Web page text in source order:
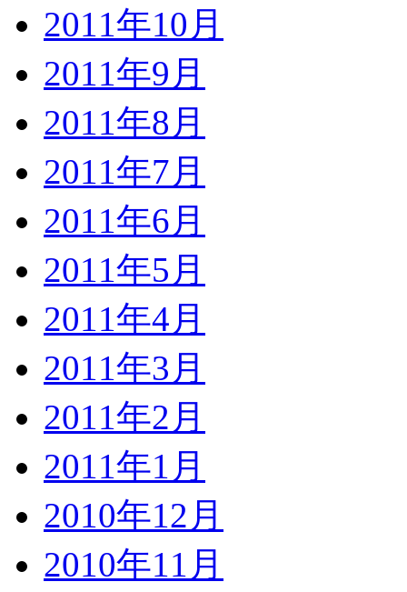
2011年10月
2011年9月
2011年8月
2011年7月
2011年6月
2011年5月
2011年4月
2011年3月
2011年2月
2011年1月
2010年12月
2010年11月